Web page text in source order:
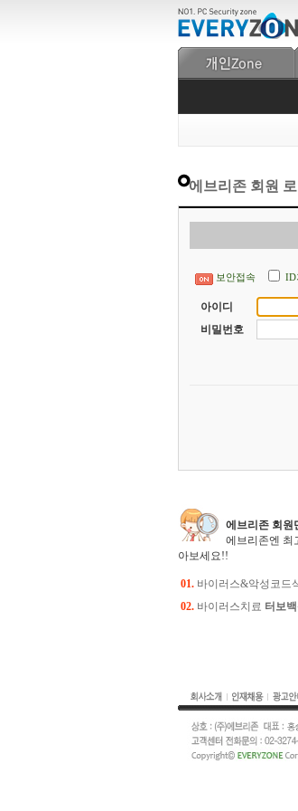
에브리존 회원 로
보안접속 ID
아이디
비밀번호
에브리존 회원
에브리존엔 최
아보세요!!
01. 바이러스&악성코드
02. 바이러스치료 터보